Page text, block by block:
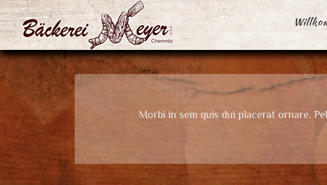
Zum
Inhalt
springen
Morbi in sem quis dui placerat ornare.